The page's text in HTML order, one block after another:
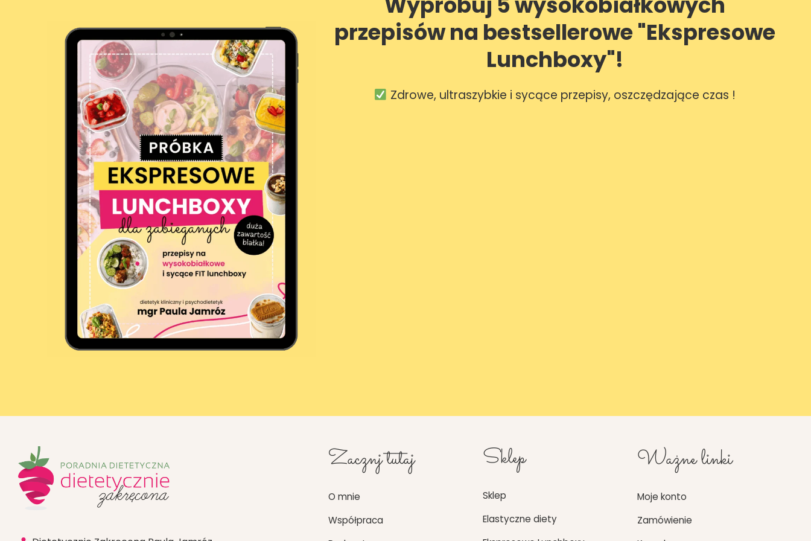
przepisów na bestsellerowe "Ekspresowe
Lunchboxy"!
Zdrowe, ultraszybkie i sycące przepisy, oszczędzające czas !
Zacznj tutaj
O mnie
Współpraca
Sklep
Sklep
Elastyczne diety
Ważne linki
Moje konto
Zamówienie